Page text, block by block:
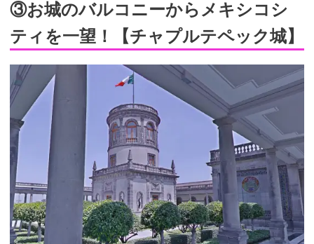
③お城のバルコニーからメキシコシ
ティを一望！【チャプルテペック城】